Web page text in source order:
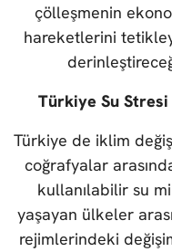
çölleşmenin
hareketlerini
Türkiye Su Stresi
Türkiye de iklim
coğrafyalar
kullanılabilir su
yaşayan ülkeler
rejimlerindeki